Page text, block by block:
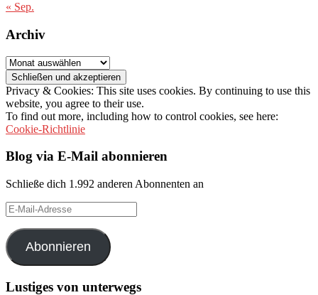
« Sep.
Archiv
Archiv
Privacy & Cookies: This site uses cookies. By continuing to use this
website, you agree to their use.
To find out more, including how to control cookies, see here:
Cookie-Richtlinie
Blog via E-Mail abonnieren
Schließe dich 1.992 anderen Abonnenten an
E-
Mail-
Adresse
Abonnieren
Lustiges von unterwegs